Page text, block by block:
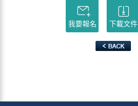
我要報名 下載文件